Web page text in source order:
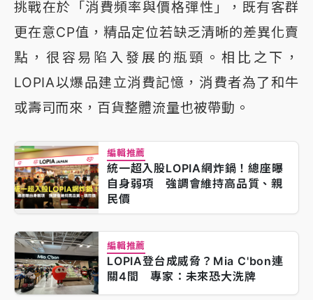
挑戰在於「消費頻率與價格彈性」，既有客群
更在意CP值，精品定位若缺乏清晰的差異化賣
點，很容易陷入發展的瓶頸。相比之下，
LOPIA以爆品建立消費記憶，消費者為了和牛
或壽司而來，百貨整體流量也被帶動。
編輯推薦
統一超入股LOPIA網炸鍋！總座曝
自身弱項 強調會維持高品質、親
民價
編輯推薦
LOPIA登台成威脅？Mia C'bon連
關4間 專家：未來恐大洗牌